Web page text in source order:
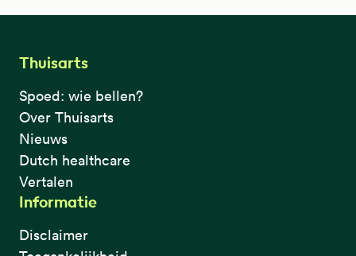
Thuisarts
Spoed: wie bellen?
Over Thuisarts
Nieuws
Dutch healthcare
Vertalen
Informatie
Disclaimer